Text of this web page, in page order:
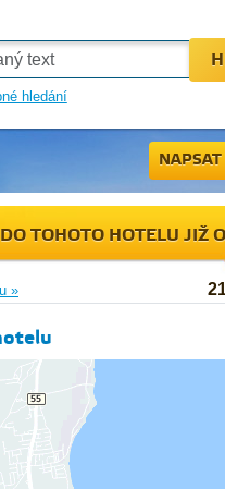
hledání
NAPSAT
TOHOTO HOTELU JIŽ
»